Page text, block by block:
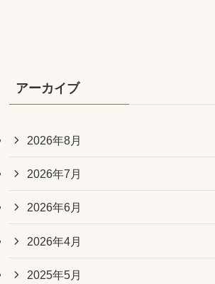
アーカイブ
2026年8月
2026年7月
2026年6月
2026年4月
2025年5月